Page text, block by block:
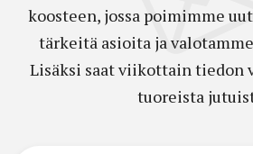
koosteen, jossa poimimme
tärkeitä asioita ja
Lisäksi saat viikottain tiedon
tuoreista